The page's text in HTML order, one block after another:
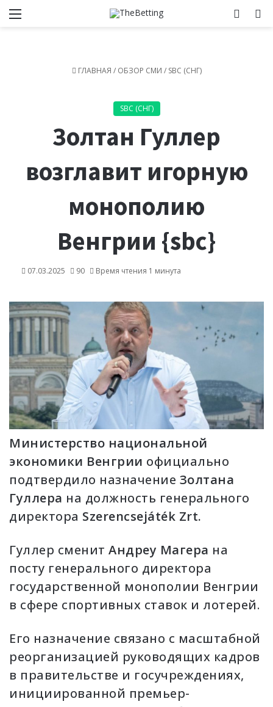
ГЛАВНАЯ / ОБЗОР СМИ / SBC (СНГ)
SBC (СНГ)
Золтан Гуллер
возглавит игорную
монополию
Венгрии {sbc}
07.03.2025 90 Время чтения 1 минута
Министерство национальной
экономики Венгрии официально
подтвердило назначение Золтана
Гуллера на должность генерального
директора Szerencsejáték Zrt.
Гуллер сменит Андреу Магера на
посту генерального директора
государственной монополии Венгрии
в сфере спортивных ставок и лотерей.
Его назначение связано с масштабной
реорганизацией руководящих кадров
в правительстве и госучреждениях,
инициированной премьер-